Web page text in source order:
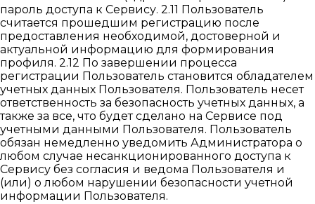
пароль доступа к Сервису. 2.11 Пользователь
считается прошедшим регистрацию после
предоставления необходимой, достоверной и
актуальной информацию для формирования
профиля. 2.12 По завершении процесса
регистрации Пользователь становится обладателем
учетных данных Пользователя. Пользователь несет
ответственность за безопасность учетных данных, а
также за все, что будет сделано на Сервисе под
учетными данными Пользователя. Пользователь
обязан немедленно уведомить Администратора о
любом случае несанкционированного доступа к
Сервису без согласия и ведома Пользователя и
(или) о любом нарушении безопасности учетной
информации Пользователя.